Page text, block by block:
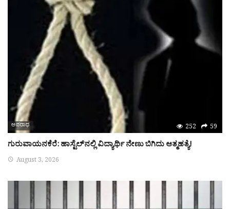
ಅಪರಾಧ 252 59
ಗುರುವಾಯನಕೆರೆ: ಹಾಸ್ಟೆಲ್‌ನಲ್ಲಿ ವಿದ್ಯಾರ್ಥಿ ನೇಣು ಬಿಗಿದು ಆತ್ಮಹತ್ಯೆ!
August 3, 2026